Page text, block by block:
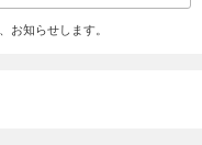
知らせします。